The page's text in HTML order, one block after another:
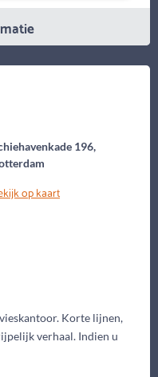
196,
op kaart
Korte lijnen,
verhaal. Indien u